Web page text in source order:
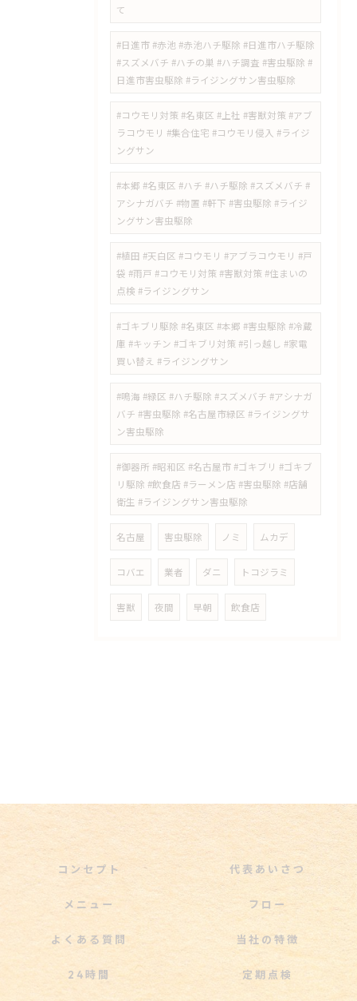
て
#日進市 #赤池 #赤池ハチ駆除 #日進市ハチ駆除
#スズメバチ #ハチの巣 #ハチ調査 #害虫駆除 #
日進市害虫駆除 #ライジングサン害虫駆除
#コウモリ対策 #名東区 #上社 #害獣対策 #アブ
ラコウモリ #集合住宅 #コウモリ侵入 #ライジ
ングサン
#本郷 #名東区 #ハチ #ハチ駆除 #スズメバチ #
アシナガバチ #物置 #軒下 #害虫駆除 #ライジ
ングサン害虫駆除
#植田 #天白区 #コウモリ #アブラコウモリ #戸
袋 #雨戸 #コウモリ対策 #害獣対策 #住まいの
点検 #ライジングサン
#ゴキブリ駆除 #名東区 #本郷 #害虫駆除 #冷蔵
庫 #キッチン #ゴキブリ対策 #引っ越し #家電
買い替え #ライジングサン
#鳴海 #緑区 #ハチ駆除 #スズメバチ #アシナガ
バチ #害虫駆除 #名古屋市緑区 #ライジングサ
ン害虫駆除
#御器所 #昭和区 #名古屋市 #ゴキブリ #ゴキブ
リ駆除 #飲食店 #ラーメン店 #害虫駆除 #店舗
衛生 #ライジングサン害虫駆除
名古屋 害虫駆除 ノミ ムカデ
コバエ 業者 ダニ トコジラミ
害獣 夜間 早朝 飲食店
コンセプト 代表あいさつ
メニュー フロー
よくある質問 当社の特徴
24時間 定期点検